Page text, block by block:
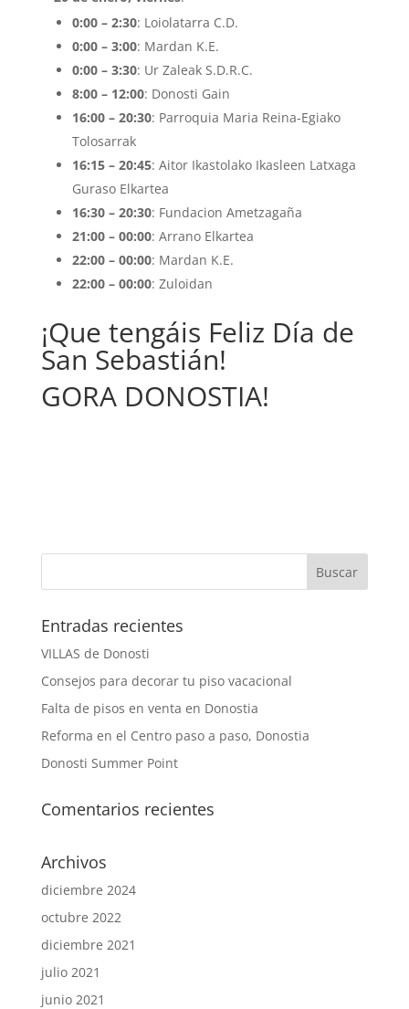
0:00 – 2:30: Loiolatarra C.D.
0:00 – 3:00: Mardan K.E.
0:00 – 3:30: Ur Zaleak S.D.R.C.
8:00 – 12:00: Donosti Gain
16:00 – 20:30: Parroquia Maria Reina-Egiako
Tolosarrak
16:15 – 20:45: Aitor Ikastolako Ikasleen Latxaga
Guraso Elkartea
16:30 – 20:30: Fundacion Ametzagaña
21:00 – 00:00: Arrano Elkartea
22:00 – 00:00: Mardan K.E.
22:00 – 00:00: Zuloidan
¡Que tengáis Feliz Día de
San Sebastián!
GORA DONOSTIA!
Entradas recientes
VILLAS de Donosti
Consejos para decorar tu piso vacacional
Falta de pisos en venta en Donostia
Reforma en el Centro paso a paso, Donostia
Donosti Summer Point
Comentarios recientes
Archivos
diciembre 2024
octubre 2022
diciembre 2021
julio 2021
junio 2021